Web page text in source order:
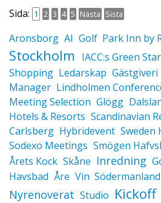
Sida: 1 2 3 4 5 Nästa Sista
Aronsborg AI Golf Park Inn by
Stockholm IACC:s Green
Shopping Ledarskap Gästgiveri
Manager Lindholmen
Meeting Selection Glögg
Hotels & Resorts Scandinavian
Carlsberg Hybridevent Sweden
Sodexo Meetings Smögen
Årets Kock Skåne Inredning
Havsbad Åre Vin Södermanland
Nyrenoverat Studio Kickoff